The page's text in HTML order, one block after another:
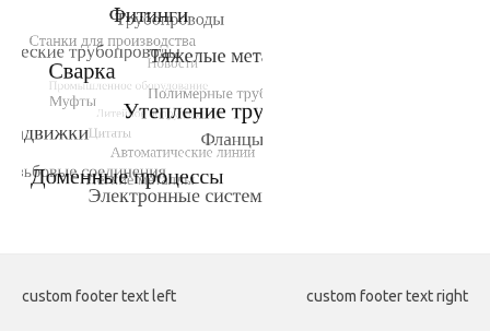
custom footer text left custom footer text right